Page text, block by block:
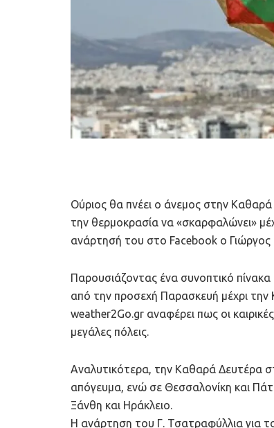
Ούριος θα πνέει ο άνεμος στην
την θερμοκρασία να «σκαρφαλώνει»
ανάρτησή του στο Facebook ο
Παρουσιάζοντας ένα συνοπτικό
από την προσεχή Παρασκευή μέχρι
weather2Go.gr αναφέρει πως οι
μεγάλες πόλεις.
Aναλυτικότερα, την Καθαρά Δευτέρα
απόγευμα, ενώ σε Θεσσαλονίκη και
Ξάνθη και Ηράκλειο.
Η ανάρτηση του Γ. Τσατραφύλλια για